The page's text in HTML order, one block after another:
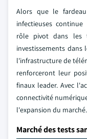
Alors que le
infectieuses
rôle pivot dans les
investissements dans
l'infrastructure de
renforceront leur
finaux leader. Avec
connectivité
l'expansion du marché.
Marché des tests